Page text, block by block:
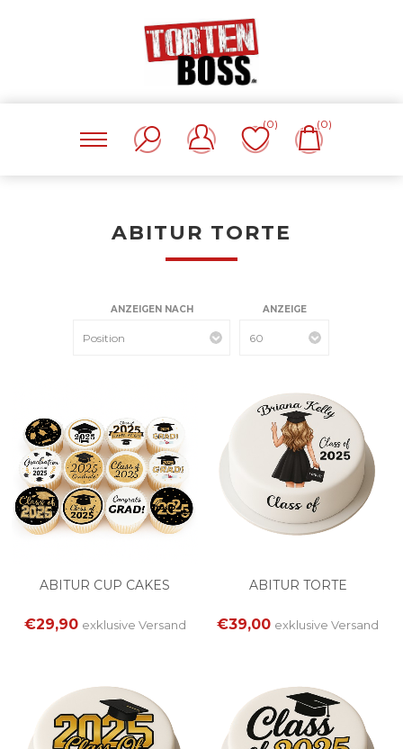
(0) (0)
ABITUR TORTE
ANZEIGEN NACH ANZEIGE
ABITUR CUP CAKES
€29,90 exklusive Versand
ABITUR TORTE
€39,00 exklusiveVersand